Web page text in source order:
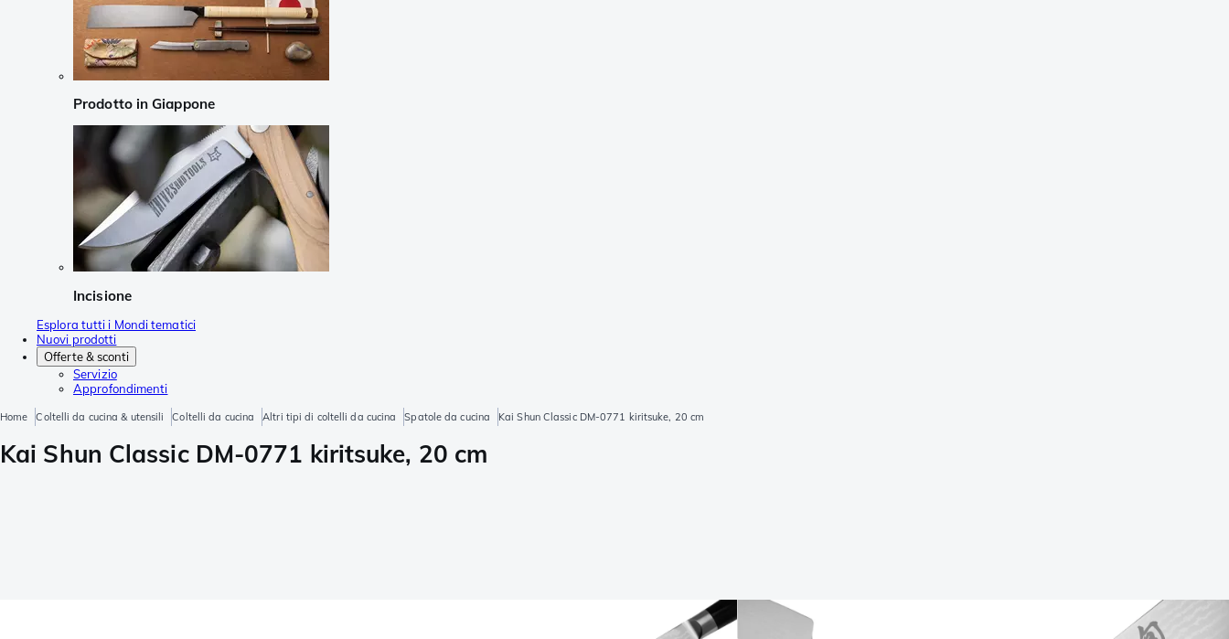
Prodotto in Giappone
Incisione
Esplora tutti i Mondi tematici
Nuovi prodotti
Offerte & sconti
Servizio
Approfondimenti
Home Coltelli da cucina & utensili Coltelli da cucina Altri tipi di coltelli da cucina Spatole da cucina Kai Shun Classic DM-0771 kiritsuke, 20 cm
Kai Shun Classic DM-0771 kiritsuke, 20 cm